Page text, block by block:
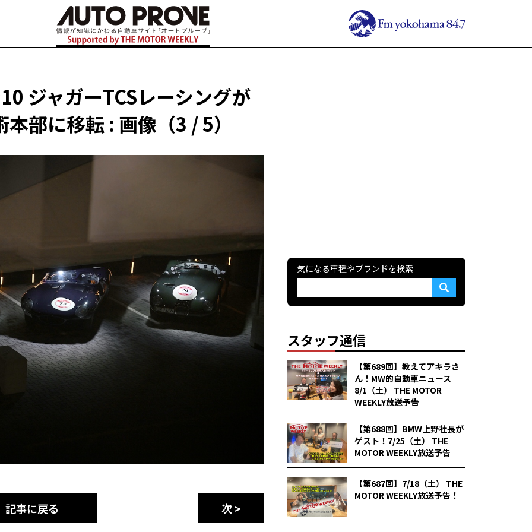
ジャガーTCSレーシングが
部に移転 : 画像（3 / 5）
記事に戻る 次 >
気になる車種やブランドを検索
スタッフ通信
【第689回】教えてアキラさ
ん！MW的自動車ニュース
8/1（土） THE MOTOR
WEEKLY放送予告
【第688回】BMW上野社長が
ゲスト！7/25（土） THE
MOTOR WEEKLY放送予告
【第687回】7/18（土） THE
MOTOR WEEKLY放送予告！